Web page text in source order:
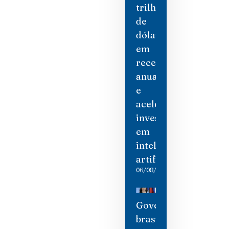
trilhão
de
dólares
em
receita
anual
e
acelera
investimento
em
inteligência
artificial
06/08/2026
Governo
brasileiro